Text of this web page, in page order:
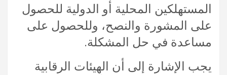
المستهلكين المحلية أو الدولية للحصول
على المشورة والنصح، وللحصول على
مساعدة في حل المشكلة.
يجب الإشارة إلى أن الهيئات الرقابية